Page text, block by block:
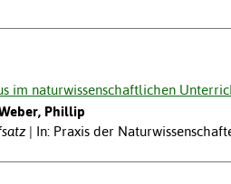
im naturwissenschaftlichen
Phillip
In: Praxis der